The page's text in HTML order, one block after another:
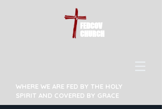
FEDCOV
CHURCH
WHERE WE ARE FED BY THE HOLY
SPIRIT AND COVERED BY GRACE